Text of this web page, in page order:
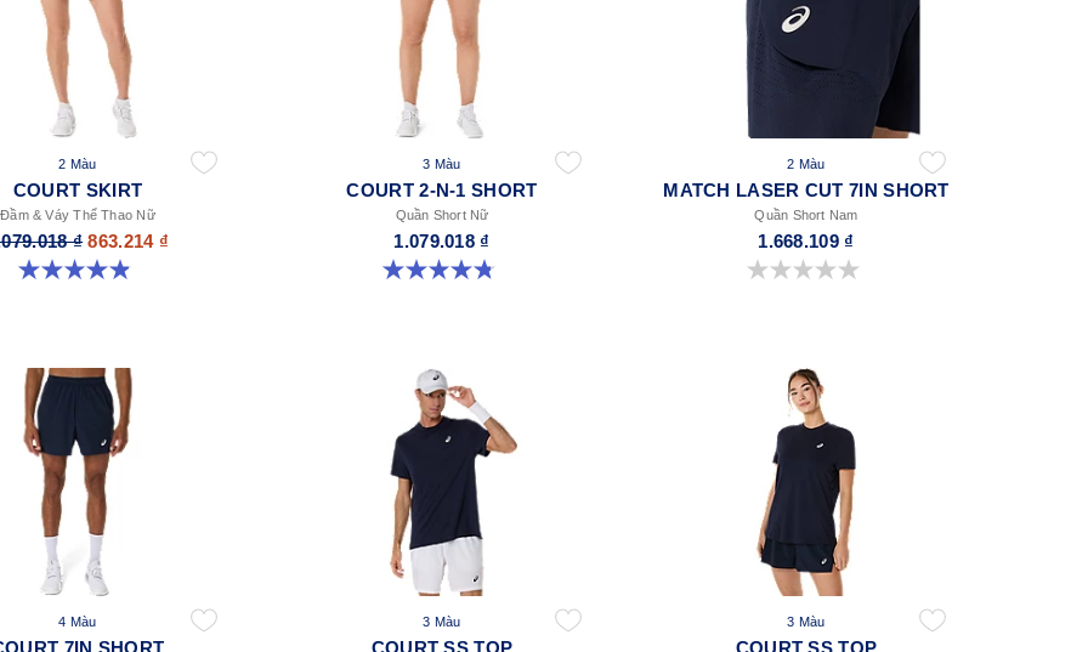
2 Màu
COURT SKIRT
Đầm & Váy Thể Thao Nữ
₫ 863.214 ₫
4.9 trong số 5 sao. 45 đánh giá
3 Màu
COURT 2-N-1 SHORT
Quần Short Nữ
1.079.018 ₫
4.8 trong số 5 sao. 31 đánh giá
2 Màu
MATCH LASER CUT 7IN SHORT
Quần Short Nam
1.668.109 ₫
0.0 trong số 5 sao.
4 Màu 3 Màu 3 Màu